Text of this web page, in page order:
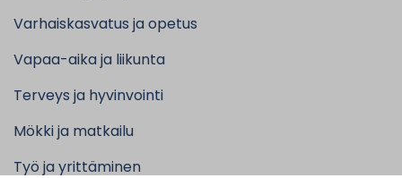
Varhaiskasvatus ja opetus
Vapaa-aika ja liikunta
Terveys ja hyvinvointi
Mökki ja matkailu
Työ ja yrittäminen